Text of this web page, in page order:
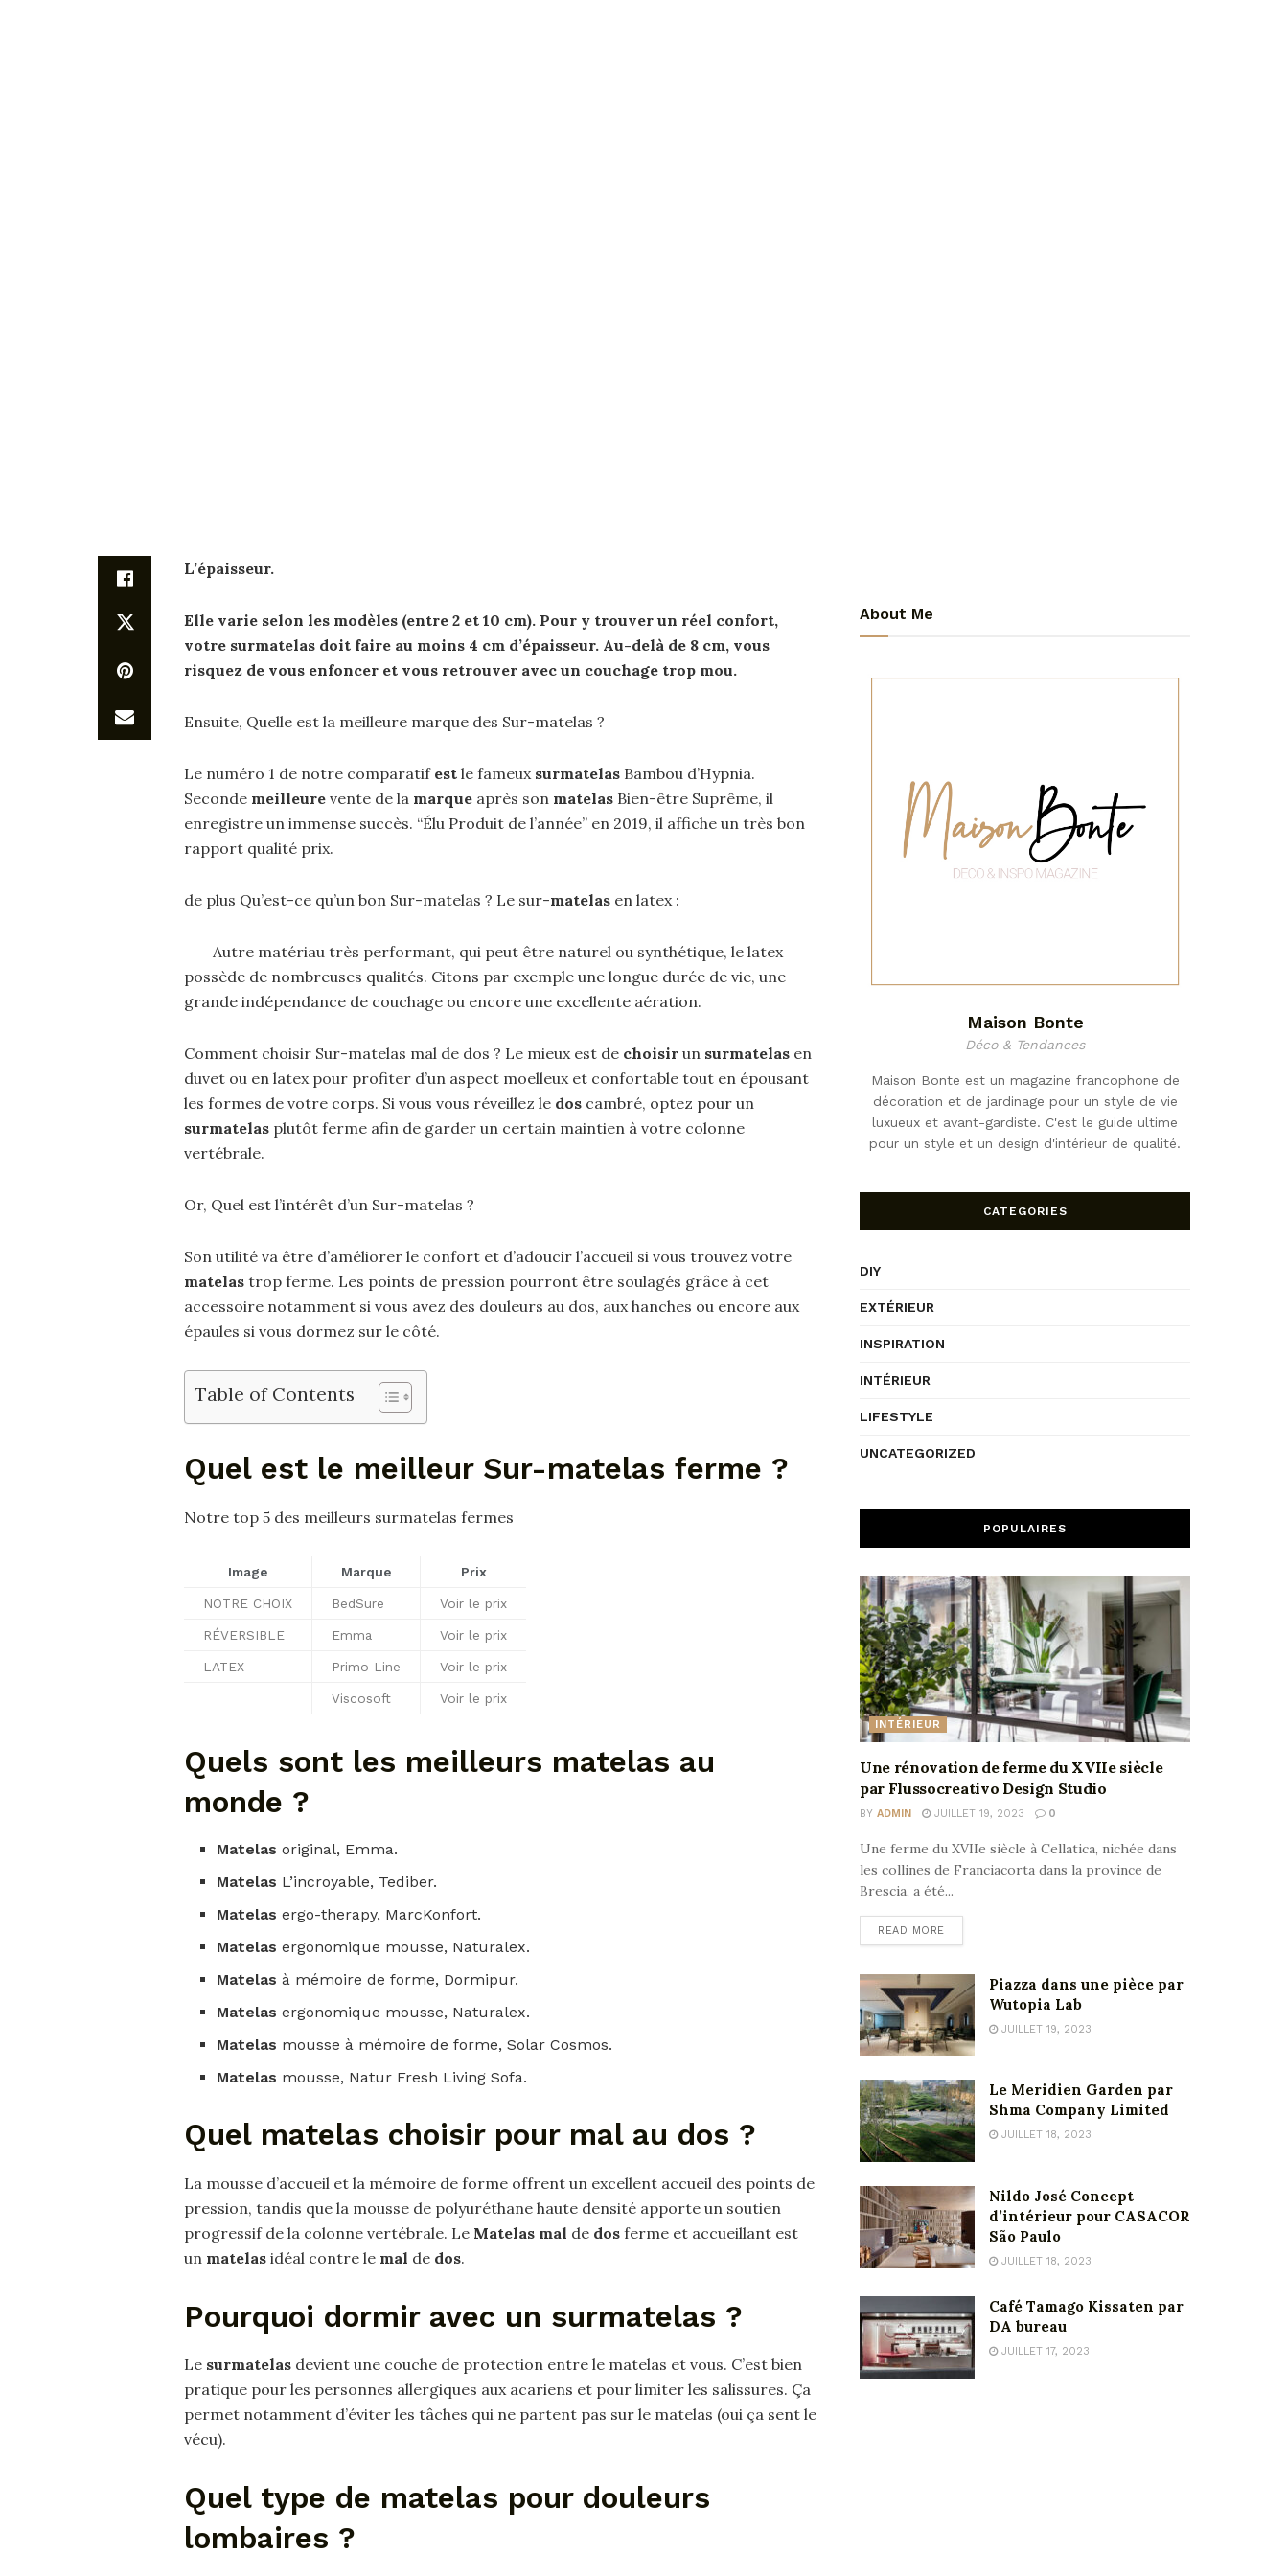
L’épaisseur.
Elle varie selon les modèles (entre 2 et 10 cm). Pour y trouver un réel confort,
votre surmatelas doit faire au moins 4 cm d’épaisseur. Au-delà de 8 cm, vous
risquez de vous enfoncer et vous retrouver avec un couchage trop mou.
Ensuite, Quelle est la meilleure marque des Sur-matelas ?
Le numéro 1 de notre comparatif est le fameux surmatelas Bambou d’Hypnia.
Seconde meilleure vente de la marque après son matelas Bien-être Suprême, il
enregistre un immense succès. “Élu Produit de l’année” en 2019, il affiche un très bon
rapport qualité prix.
de plus Qu’est-ce qu’un bon Sur-matelas ? Le sur-matelas en latex :
Autre matériau très performant, qui peut être naturel ou synthétique, le latex
possède de nombreuses qualités. Citons par exemple une longue durée de vie, une
grande indépendance de couchage ou encore une excellente aération.
Comment choisir Sur-matelas mal de dos ? Le mieux est de choisir un surmatelas en
duvet ou en latex pour profiter d’un aspect moelleux et confortable tout en épousant
les formes de votre corps. Si vous vous réveillez le dos cambré, optez pour un
surmatelas plutôt ferme afin de garder un certain maintien à votre colonne
vertébrale.
Or, Quel est l’intérêt d’un Sur-matelas ?
Son utilité va être d’améliorer le confort et d’adoucir l’accueil si vous trouvez votre
matelas trop ferme. Les points de pression pourront être soulagés grâce à cet
accessoire notamment si vous avez des douleurs au dos, aux hanches ou encore aux
épaules si vous dormez sur le côté.
Table of Contents
Quel est le meilleur Sur-matelas ferme ?
Notre top 5 des meilleurs surmatelas fermes
Image Marque Prix
NOTRE CHOIX BedSure Voir le prix
RÉVERSIBLE Emma Voir le prix
LATEX Primo Line Voir le prix
Viscosoft Voir le prix
Quels sont les meilleurs matelas au
monde ?
Matelasoriginal, Emma.
Matelas L’incroyable, Tediber.
Matelasergo-therapy, MarcKonfort.
Matelasergonomique mousse, Naturalex.
Matelasà mémoire de forme, Dormipur.
Matelasergonomique mousse, Naturalex.
Matelas mousse à mémoire de forme, Solar Cosmos.
Matelas mousse, Natur Fresh Living Sofa.
Quel matelas choisir pour mal au dos ?
La mousse d’accueil et la mémoire de forme offrent un excellent accueil des points de
pression, tandis que la mousse de polyuréthane haute densité apporte un soutien
progressif de la colonne vertébrale. Le Matelas mal de dos ferme et accueillant est
un matelas idéal contre le mal de dos.
Pourquoi dormir avec un surmatelas ?
Le surmatelas devient une couche de protection entre le matelas et vous. C’est bien
pratique pour les personnes allergiques aux acariens et pour limiter les salissures. Ça
permet notamment d’éviter les tâches qui ne partent pas sur le matelas (oui ça sent le
vécu).
Quel type de matelas pour douleurs
lombaires ?
About Me
Maison Bonte
Déco & Tendances
Maison Bonte est un magazine francophone de
décoration et de jardinage pour un style de vie
luxueux et avant-gardiste. C'est le guide ultime
pour un style et un design d'intérieur de qualité.
CATEGORIES
DIY
EXTÉRIEUR
INSPIRATION
INTÉRIEUR
LIFESTYLE
UNCATEGORIZED
POPULAIRES
INTÉRIEUR
Une rénovation de ferme du XVIIe siècle
par Flussocreativo Design Studio
BY ADMIN JUILLET 19, 2023 0
Une ferme du XVIIe siècle à Cellatica, nichée dans
les collines de Franciacorta dans la province de
Brescia, a été...
READ MORE
Piazza dans une pièce par
Wutopia Lab
JUILLET 19, 2023
Le Meridien Garden par
Shma Company Limited
JUILLET 18, 2023
Nildo José Concept
d’intérieur pour CASACOR
São Paulo
JUILLET 18, 2023
Café Tamago Kissaten par
DA bureau
JUILLET 17, 2023